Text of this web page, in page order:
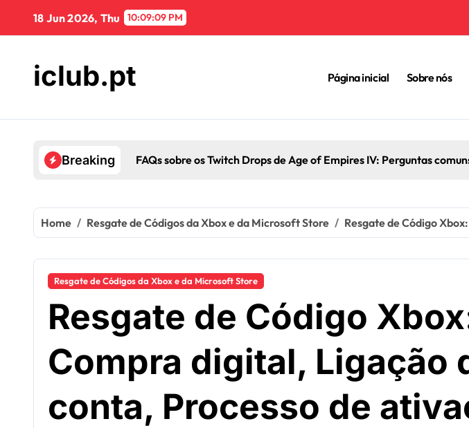
content
18 Jun 2026, Thu 10:09:10 PM
iclub.pt Página inicial Sobre nós
Breaking
de problemas Marcos de Recompensa de Age Of
Home Resgate de Códigos da Xbox e da Microsoft Store Resgate de Código
Resgate de Códigos da Xbox e da Microsoft Store
Resgate de Código
Compra digital, Ligação
conta, Processo de